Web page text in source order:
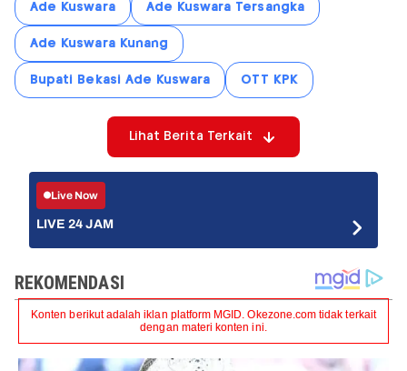
Ade Kuswara Ade Kuswara Tersangka
Ade Kuswara Kunang
Bupati Bekasi Ade Kuswara OTT KPK
Lihat Berita Terkait
Live Now
LIVE 24 JAM